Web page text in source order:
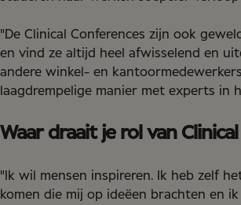
"De Clinical Conferences zijn ook
en vind ze altijd heel afwisselend en
andere winkel- en
laagdrempelige manier met experts in
Waar draait je rol van
"Ik wil mensen inspireren. Ik heb zelf
komen die mij op ideëen brachten en